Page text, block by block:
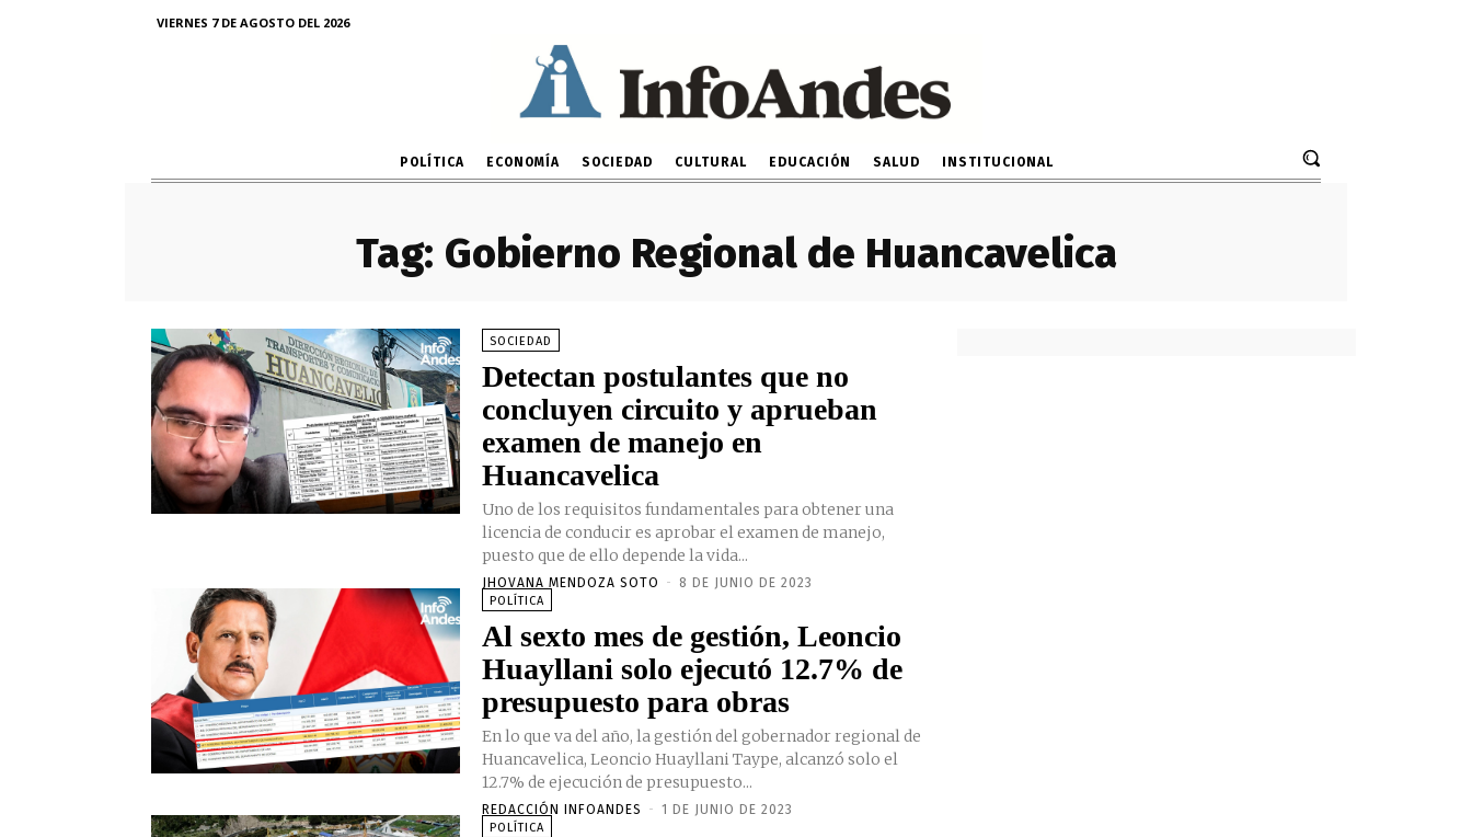
VIERNES 7 DE AGOSTO DEL 2026
POLÍTICA ECONOMÍA SOCIEDAD CULTURAL EDUCACIÓN SALUD INSTITUCIONAL
Tag: Gobierno Regional de Huancavelica
SOCIEDAD
Detectan postulantes que no
concluyen circuito y aprueban
examen de manejo en
Huancavelica
Uno de los requisitos fundamentales para obtener una
licencia de conducir es aprobar el examen de manejo,
puesto que de ello depende la vida...
JHOVANA MENDOZA SOTO - 8 DE JUNIO DE 2023
POLÍTICA
Al sexto mes de gestión, Leoncio
Huayllani solo ejecutó 12.7% de
presupuesto para obras
En lo que va del año, la gestión del gobernador regional de
Huancavelica, Leoncio Huayllani Taype, alcanzó solo el
12.7% de ejecución de presupuesto...
REDACCIÓN INFOANDES - 1 DE JUNIO DE 2023
POLÍTICA